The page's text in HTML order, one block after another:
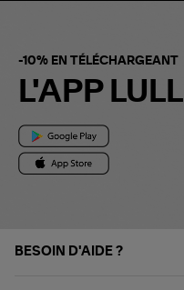
-10% EN TÉLÉCHARGEANT
L'APP LULLI
BESOIN D'AIDE ?